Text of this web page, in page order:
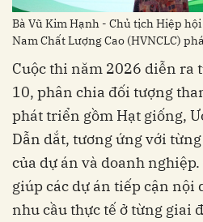
Bà Vũ Kim Hạnh - Chủ tịch Hiệp
Nam Chất Lượng Cao (HVNCLC)
Cuộc thi năm 2026 diễn ra
10, phân chia đối tượng
phát triển gồm Hạt giống,
Dẫn dắt, tương ứng với
của dự án và doanh
giúp các dự án tiếp cận nội
nhu cầu thực tế ở từng giai